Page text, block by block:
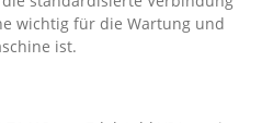
wichtig für die Wartung und
ist.